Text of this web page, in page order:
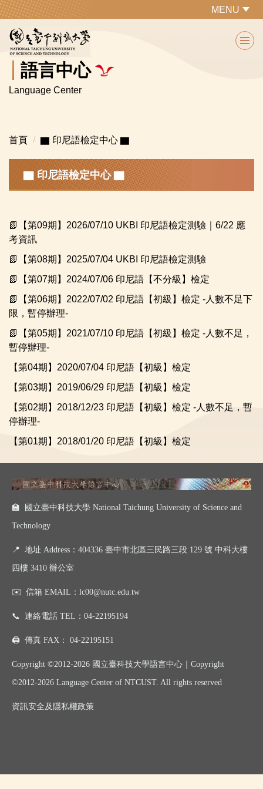
跳
主
要
容
區
語言中心
Language Center
MENU
首頁 ▇ 印尼語檢定中心 ▇
▇ 印尼語檢定中心 ▇
📗【第09期】2026/07/10 UKBI 印尼語檢定測驗｜6/22 應
考資訊
📗【第08期】2025/07/04 UKBI 印尼語檢定測驗
📗【第07期】2024/07/06 印尼語【不分級】檢定
📗【第06期】2022/07/02 印尼語【初級】檢定 -人數不足下
限，暫停辦理-
📗【第05期】2021/07/10 印尼語【初級】檢定 -人數不足，
暫停辦理-
【第04期】2020/07/04 印尼語【初級】檢定
【第03期】2019/06/29 印尼語【初級】檢定
【第02期】2018/12/23 印尼語【初級】檢定 -人數不足，暫
停辦理-
【第01期】2018/01/20 印尼語【初級】檢定
🏫 國立臺中科技大學 National Taichung University of Science and
Technology
📍 地址 Address：404336 臺中市北區三民路三段 129 號 中科大樓
四樓 3410 辦公室
✉️ 信箱 EMAIL： lc00@nutc.edu.tw
📞 連絡電話 TEL： 04-22195194
🖨️ 傳真 FAX： 04-22195151
Copyright ©2012-2026 國立臺科技大學語言中心｜ Copyright
©2012-2026 Language Center of NTCUST. All rights reserved
資訊安全及 隱私權政策